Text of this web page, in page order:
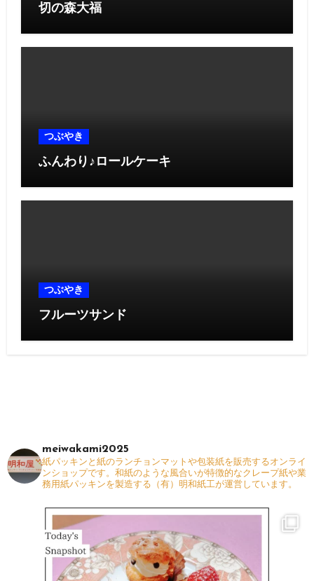
切の森大福
つぶやき
ふんわり♪ロールケーキ
つぶやき
フルーツサンド
meiwakami2025
紙パッキンと紙のランチョンマットや包装紙を販売するオンライ
ンショップです。和紙のような風合いが特徴的なクレープ紙や業
務用紙パッキンを製造する（有）明和紙工が運営しています。